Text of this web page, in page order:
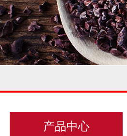
产品中心